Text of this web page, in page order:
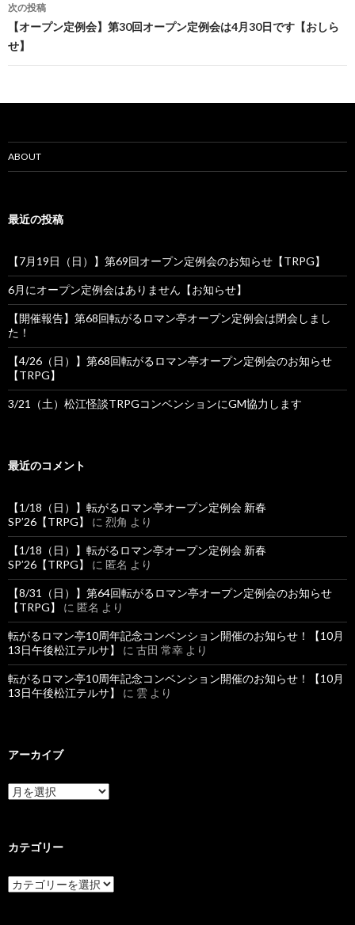
ビ
ゲ
ー
ン
次の投稿
【オープン定例会】第30回オープン定例会は4月30日です【おしら
せ】
ABOUT
最近の投稿
【7月19日（日）】第69回オープン定例会のお知らせ【TRPG】
6月にオープン定例会はありません【お知らせ】
【開催報告】第68回転がるロマン亭オープン定例会は閉会しまし
た！
【4/26（日）】第68回転がるロマン亭オープン定例会のお知らせ
【TRPG】
3/21（土）松江怪談TRPGコンベンションにGM協力します
最近のコメント
【1/18（日）】転がるロマン亭オープン定例会 新春
SP’26【TRPG】
に 烈角 より
【1/18（日）】転がるロマン亭オープン定例会 新春
SP’26【TRPG】
に 匿名 より
【8/31（日）】第64回転がるロマン亭オープン定例会のお知らせ
【TRPG】
に 匿名 より
転がるロマン亭10周年記念コンベンション開催のお知らせ！【10月
13日午後松江テルサ】
に 古田 常幸 より
転がるロマン亭10周年記念コンベンション開催のお知らせ！【10月
13日午後松江テルサ】
に 雲 より
アーカイブ
ア
ー
ブ
カテゴリー
カ
テ